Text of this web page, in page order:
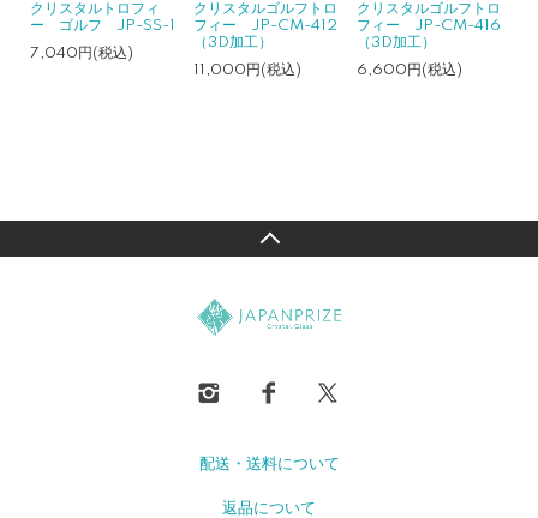
クリスタルトロフィ
ー ゴルフ JP-SS-1
7,040円(税込)
クリスタルゴルフトロ
フィー JP-CM-412
（3D加工）
11,000円(税込)
クリスタルゴルフトロ
フィー JP-CM-416
（3D加工）
6,600円(税込)
配送・送料について
返品について